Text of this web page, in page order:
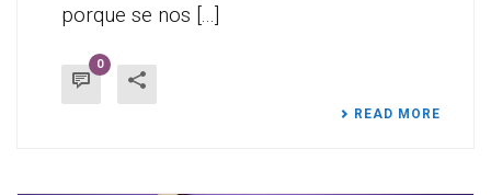
porque se nos [...]
0
READ MORE